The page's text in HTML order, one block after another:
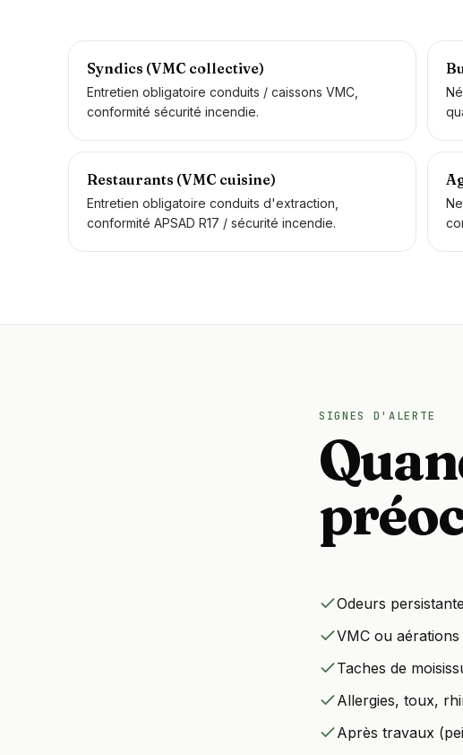
Syndics (VMC collective)
Entretien obligatoire conduits / caissons VMC,
conformité sécurité incendie.
Restaurants (VMC cuisine)
Entretien obligatoire conduits d'extraction,
conformité APSAD R17 / sécurité incendie.
SIGNES D'ALERTE
Odeurs
VMC ou
Taches de
Allergies, toux,
Après travaux